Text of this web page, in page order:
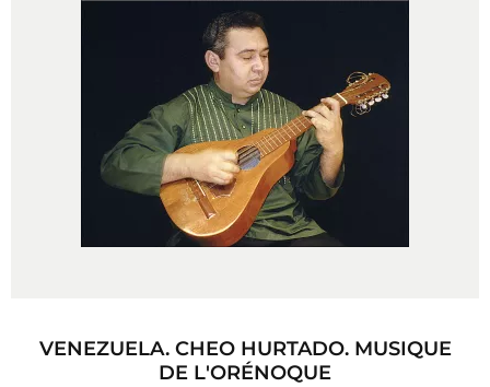
VENEZUELA. CHEO HURTADO. MUSIQUE
DE L'ORÉNOQUE